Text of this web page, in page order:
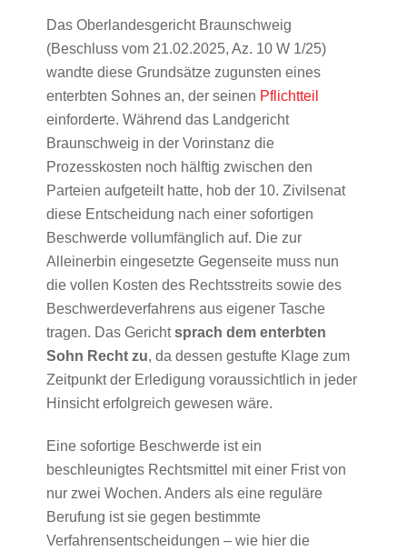
Das Oberlandesgericht Braunschweig
(Beschluss vom 21.02.2025, Az. 10 W 1/25)
wandte diese Grundsätze zugunsten eines
enterbten Sohnes an, der seinen Pflichtteil
einforderte. Während das Landgericht
Braunschweig in der Vorinstanz die
Prozesskosten noch hälftig zwischen den
Parteien aufgeteilt hatte, hob der 10. Zivilsenat
diese Entscheidung nach einer sofortigen
Beschwerde vollumfänglich auf. Die zur
Alleinerbin eingesetzte Gegenseite muss nun
die vollen Kosten des Rechtsstreits sowie des
Beschwerdeverfahrens aus eigener Tasche
tragen. Das Gerichtsprach dem enterbten
Sohn Recht zu, da dessen gestufte Klage zum
Zeitpunkt der Erledigung voraussichtlich in jeder
Hinsicht erfolgreich gewesen wäre.
Eine sofortige Beschwerde ist ein
beschleunigtes Rechtsmittel mit einer Frist von
nur zwei Wochen. Anders als eine reguläre
Berufung ist sie gegen bestimmte
Verfahrensentscheidungen – wie hier die